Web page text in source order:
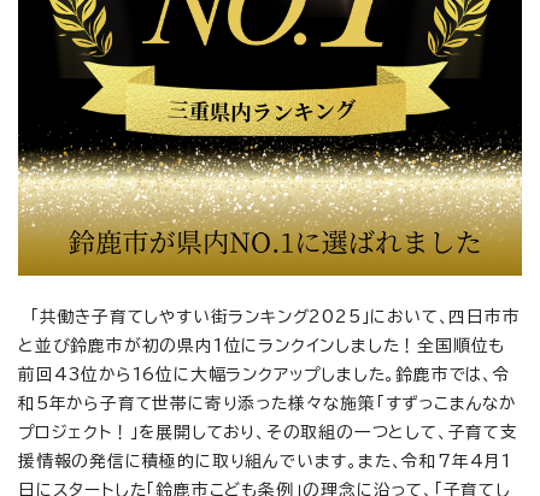
「共働き子育てしやすい街ランキング2025」において、四日市市
と並び鈴鹿市が初の県内1位にランクインしました！全国順位も
前回43位から16位に大幅ランクアップしました。鈴鹿市では、令
和5年から子育て世帯に寄り添った様々な施策「すずっこまんなか
プロジェクト！」を展開しており、その取組の一つとして、子育て支
援情報の発信に積極的に取り組んでいます。また、令和7年4月1
日にスタートした「鈴鹿市こども条例」の理念に沿って、「子育てし